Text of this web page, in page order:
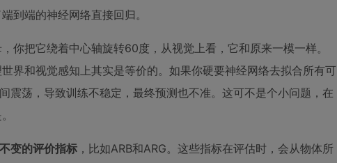
到端的神经网络直接回归。
你把它绕着中心轴旋转60度，从视觉上看，它和原来一模一样。
界和视觉感知上其实是等价的。如果你硬要神经网络去拟合所有可
震荡，导致训练不稳定，最终预测也不准。这可不是个小问题，在
变的评价指标 ，比如ARB和ARG。这些指标在评估时，会从物体所